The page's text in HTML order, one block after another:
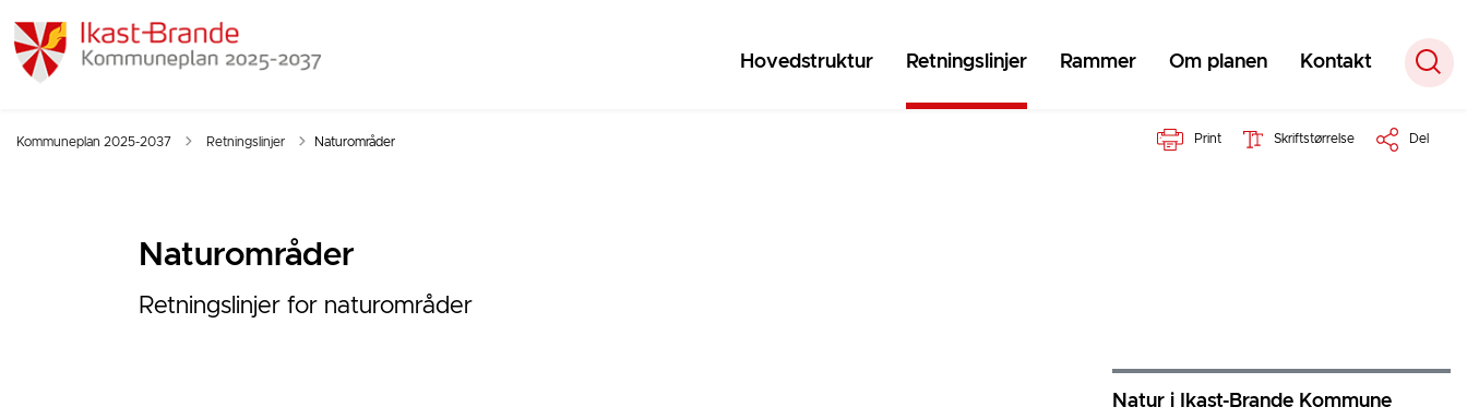
Hovedstruktur Retningslinjer Rammer Om planen Kontakt
Kommuneplan 2025-2037
Tilbage til
Retningslinjer Naturområder Print Skriftstørrelse Del
Naturområder
Retningslinjer for naturområder
Natur i Ikast-Brande Kommune